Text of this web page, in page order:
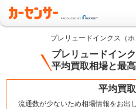
プレリュードインクス（
プレリュードイン
平均買取相場と最
平均買
流通数が少ないため相場情報をお出